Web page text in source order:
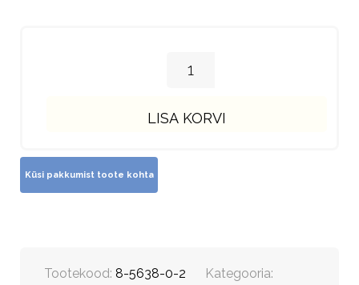
LISA KORVI
Tootekood: 8-5638-0-2
Kategooria: